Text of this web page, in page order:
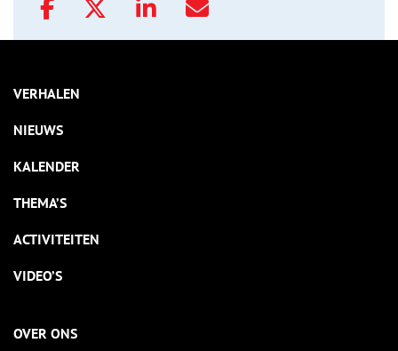
VERHALEN
NIEUWS
KALENDER
THEMA’S
ACTIVITEITEN
VIDEO’S
OVER ONS